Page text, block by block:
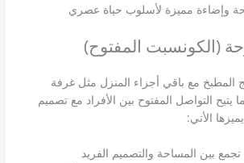
وإضاءة مميزة لأسلوب حياة عصري
(الكونسبت المفتوح)
المطبخ مع باقي أجزاء المنزل مثل غرفة
يتيح التواصل المفتوح بين الأفراد مع تصميم
الأتي:
بين المساحة والتصميم الفريد